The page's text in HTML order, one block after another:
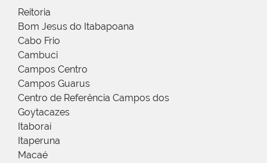
Reitoria
Bom Jesus do Itabapoana
Cabo Frio
Cambuci
Campos Centro
Campos Guarus
Centro de Referência Campos dos
Goytacazes
Itaboraí
Itaperuna
Macaé